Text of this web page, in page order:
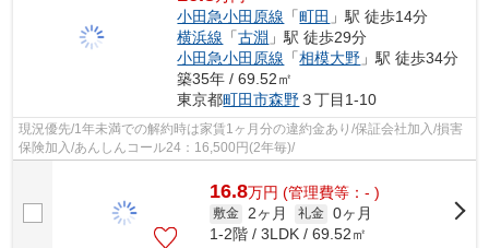
小田急小田原線 「町田 」駅 徒歩14分
横浜線 「古淵 」駅 徒歩29分
小田急小田原線 「相模大野 」駅 徒歩34分
築35年 / 69.52㎡
東京都町田市森野３丁目1-10
現況優先/1年未満での解約時は家賃1ヶ月分の違約金あり/保証会社加入/損害
保険加入/あんしんコール24：16,500円(2年毎)/
16.8万円 (管理費等：- )
敷金 2ヶ月 礼金 0ヶ月
1-2階 / 3LDK / 69.52㎡